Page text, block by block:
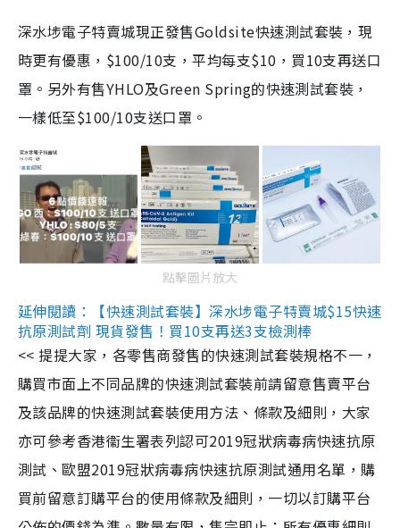
深水埗電子特賣城現正發售Goldsite快速測試套裝，現
時更有優惠，$100/10支，平均每支$10，買10支再送口
罩。另外有售YHLO及Green Spring的快速測試套裝，
一樣低至$100/10支送口罩。
點擊圖片放大
延伸閱讀：【快速測試套裝】深水埗電子特賣城$15快速
抗原測試劑 現貨發售！買10支再送3支檢測棒
<< 提提大家，各零售商發售的快速測試套裝規格不一，
購買市面上不同品牌的快速測試套裝前請留意售賣平台
及該品牌的快速測試套裝使用方法、條款及細則，大家
亦可參考香港衞生署表列認可2019冠狀病毒病快速抗原
測試、歐盟2019冠狀病毒病快速抗原測試通用名單，購
買前留意訂購平台的使用條款及細則，一切以訂購平台